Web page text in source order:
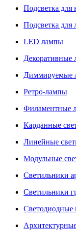
Подсветка для
Подсветка для
LED лампы
Декоративные
Диммируемые
Ретро-лампы
Филаментные
Карданные
Линейные
Модульные
Светильники
Светильники
Светодиодные